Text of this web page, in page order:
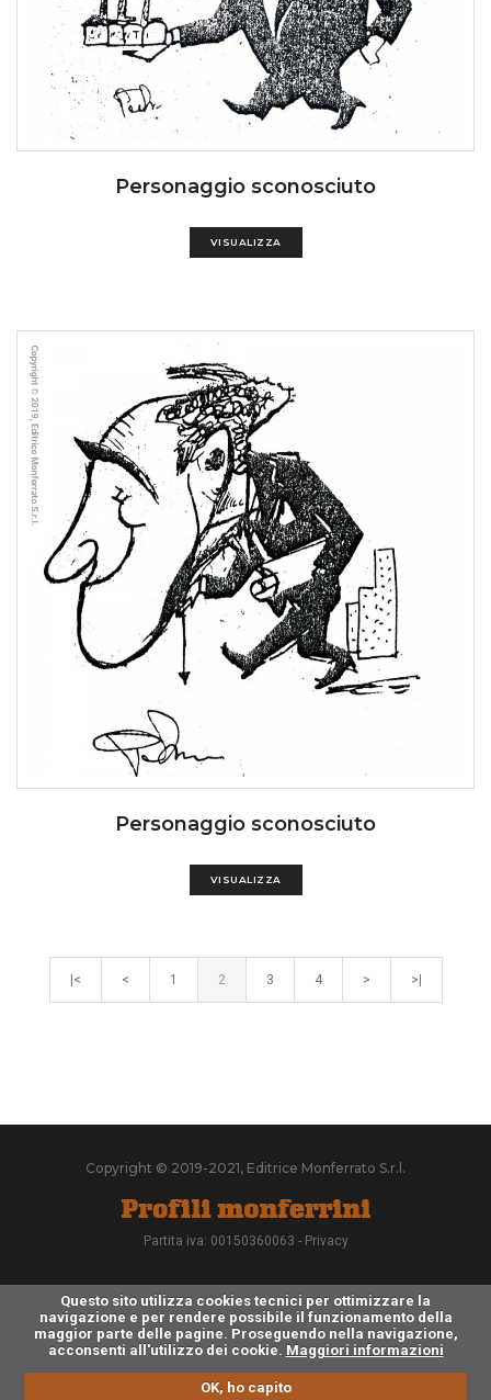
Personaggio sconosciuto
VISUALIZZA
Personaggio sconosciuto
VISUALIZZA
|< < 1 2 3 4 > >|
Copyright © 2019-2021, Editrice Monferrato S.r.l.
Partita iva: 00150360063 - Privacy
Questo sito utilizza cookies tecnici per ottimizzare la
navigazione e per rendere possibile il funzionamento della
maggior parte delle pagine. Proseguendo nella navigazione,
acconsenti all'utilizzo dei cookie. Maggiori informazioni
OK, ho capito